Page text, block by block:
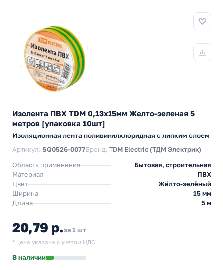
Изолента ПВХ TDM 0,13х15мм Желто-зеленая 5
метров [упаковка 10шт]
Изоляционная лента поливинилхлоридная с липким слоем
Артикул: SQ0526-0077Бренд: TDM Electric (ТДМ Электрик)
Область применения
Бытовая, строительная
Материал
ПВХ
Цвет
Жёлто-зелёный
Ширина
15 мм
Длина
5 м
20,79 р.за 1 шт
* цена указана с учетом НДС.
В наличии